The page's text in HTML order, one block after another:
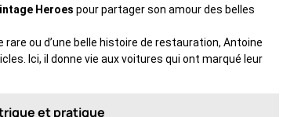
Heroes pour partager son amour des belles
ou d’une belle histoire de restauration, Antoine
Ici, il donne vie aux voitures qui ont marqué leur
et pratique